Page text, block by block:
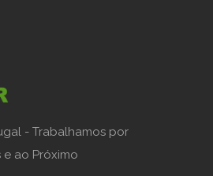
- Trabalhamos por
e ao Próximo